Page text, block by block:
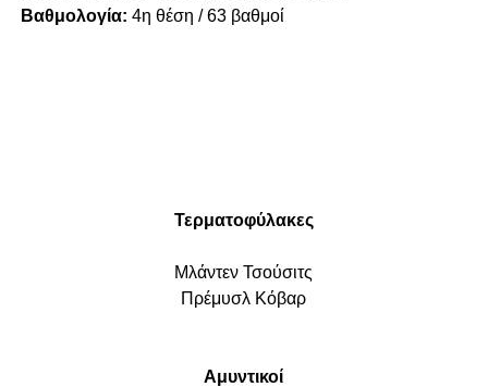
Βαθμολογία: 4η θέση / 63 βαθμοί
Τερματοφύλακες
Μλάντεν Τσούσιτς
Πρέμυσλ Κόβαρ
Αμυντικοί